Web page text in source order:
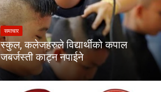
समाचार
स्कुल, कलेजहरुले विद्यार्थीको कपाल
जबर्जस्ती काट्न नपाईने